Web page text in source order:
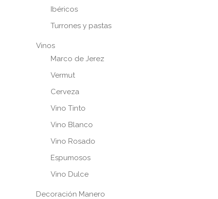
Ibéricos
Turrones y pastas
Vinos
Marco de Jerez
Vermut
Cerveza
Vino Tinto
Vino Blanco
Vino Rosado
Espumosos
Vino Dulce
Decoración Manero